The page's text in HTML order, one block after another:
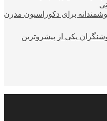
برای دکوراسیون مدرن
یکی از پیشروترین